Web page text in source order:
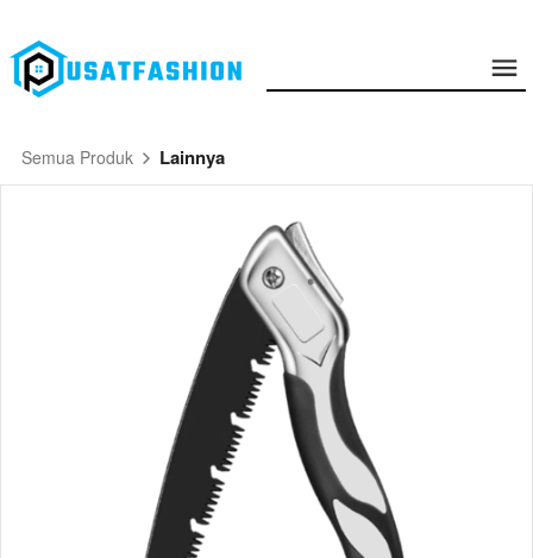
Semua Produk Lainnya